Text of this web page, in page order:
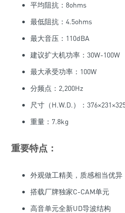
平均阻抗：8ohms
最低阻抗：4.5ohms
最大音压：110dBA
建议扩大机功率：30W-100W
最大承受功率：100W
分频点：2,200Hz
尺寸（H.W.D.）：
重量：7.8kg
重要特点：
外观做工精美，质感相当优异
搭载厂牌独家C-CAM单元
高音单元全新UD导波结构